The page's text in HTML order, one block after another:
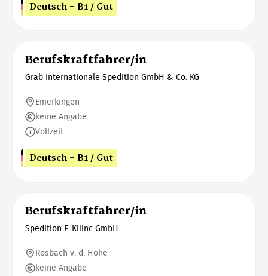
Deutsch - B1 / Gut
Berufskraftfahrer/in
Grab Internationale Spedition GmbH & Co. KG
Emerkingen
keine Angabe
Vollzeit
Deutsch - B1 / Gut
Berufskraftfahrer/in
Spedition F. Kilinc GmbH
Rosbach v. d. Höhe
keine Angabe